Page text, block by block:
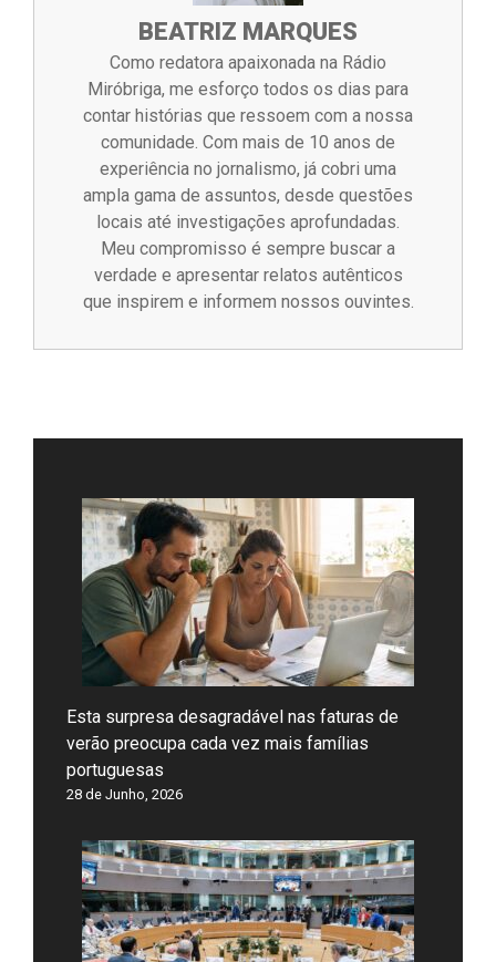
BEATRIZ MARQUES
Como redatora apaixonada na Rádio
Miróbriga, me esforço todos os dias para
contar histórias que ressoem com a nossa
comunidade. Com mais de 10 anos de
experiência no jornalismo, já cobri uma
ampla gama de assuntos, desde questões
locais até investigações aprofundadas.
Meu compromisso é sempre buscar a
verdade e apresentar relatos autênticos
que inspirem e informem nossos ouvintes.
Esta surpresa desagradável nas faturas de
verão preocupa cada vez mais famílias
portuguesas
28 de Junho, 2026